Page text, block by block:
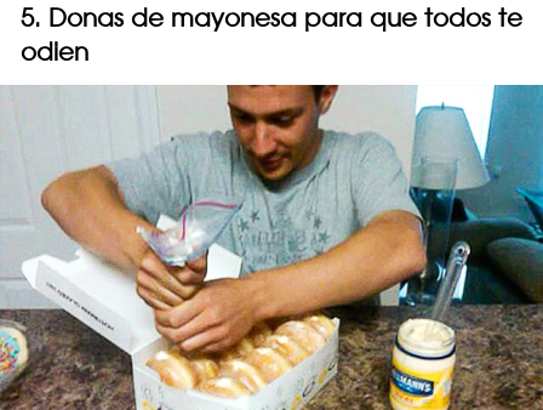
5. Donas de mayonesa para que todos te
odien